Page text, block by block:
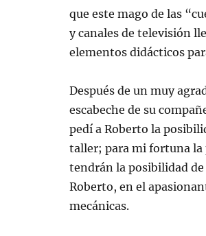
que este mago de las
y canales de televisión
elementos didácticos
Después de un muy
escabeche de su
pedí a Roberto la
taller; para mi fortuna la
tendrán la posibilidad
Roberto, en el
mecánicas.